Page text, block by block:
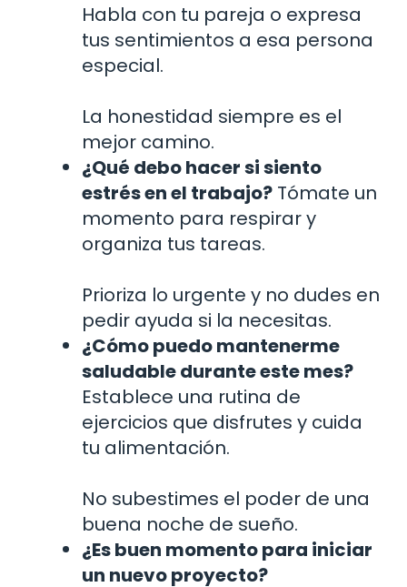
Habla con tu pareja o expresa
tus sentimientos a esa persona
especial.
La honestidad siempre es el
mejor camino.
¿Qué debo hacer si siento
estrés en el trabajo? Tómate un
momento para respirar y
organiza tus tareas.
Prioriza lo urgente y no dudes en
pedir ayuda si la necesitas.
¿Cómo puedo mantenerme
saludable durante este mes?
Establece una rutina de
ejercicios que disfrutes y cuida
tu alimentación.
No subestimes el poder de una
buena noche de sueño.
¿Es buen momento para iniciar
un nuevo proyecto?